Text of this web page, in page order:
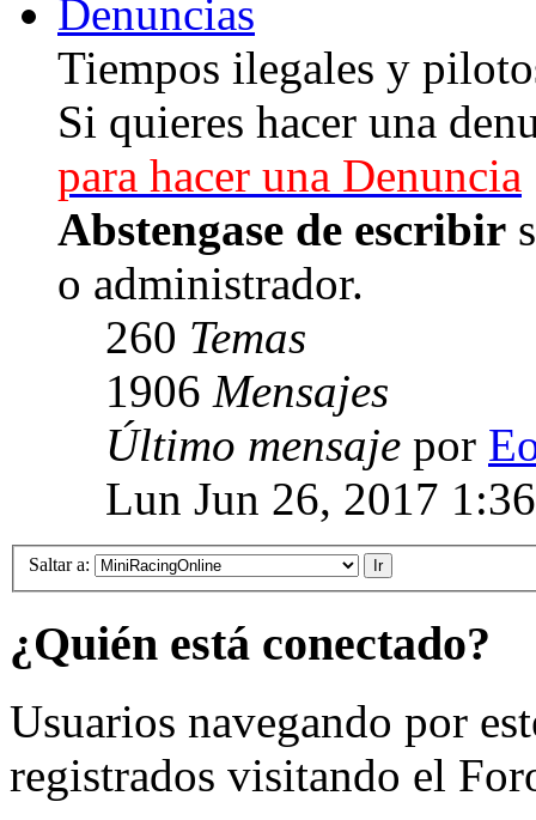
Denuncias
Tiempos ilegales y
Si quieres hacer una
para hacer una Denuncia
Abstengase de escribir
o administrador.
260 Temas
1906 Mensajes
Último mensaje por
Lun Jun 26, 2017
Saltar a:
¿Quién está conectado?
Usuarios navegando por
registrados visitando el